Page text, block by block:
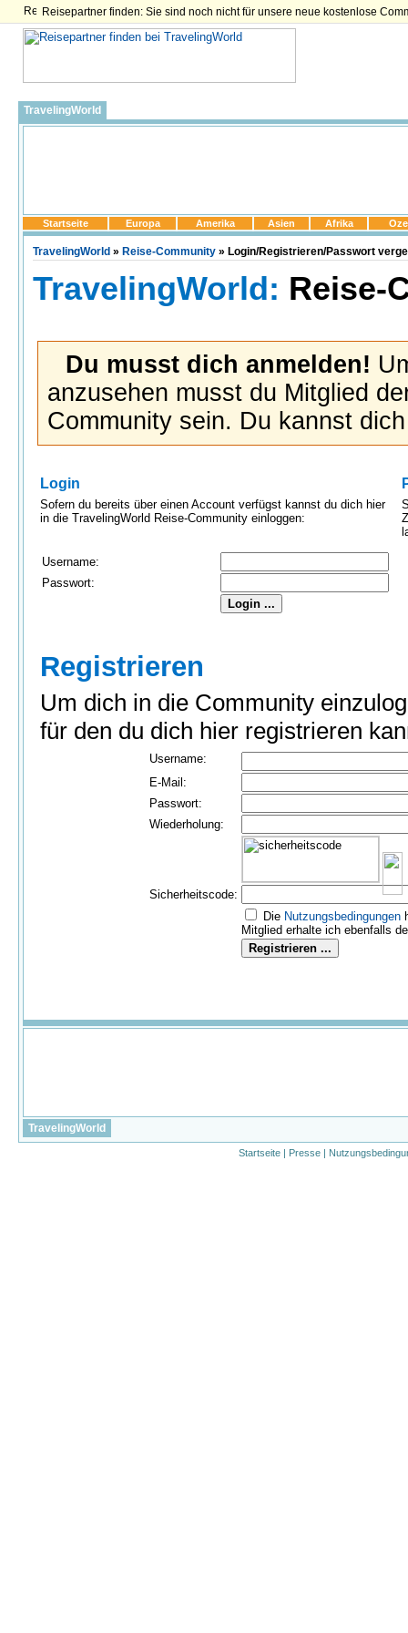
Reisepartner finden: Sie sind noch nicht für unsere neue kostenlose
TravelingWorld
Startseite Europa Amerika Asien Afrika
TravelingWorld » Reise-Community » Login/Registrieren/Passwort
TravelingWorld: Reise-
Du musst dich anmelden!
anzusehen musst du Mitglied
Community sein. Du kannst
Login
Sofern du bereits über einen Account verfügst kannst du dich hier
in die TravelingWorld Reise-Community einloggen:
Username:
Passwort:
Registrieren
Um dich in die Community
für den du dich hier registrieren
Username:
E-Mail:
Passwort:
Wiederholung:
Sicherheitscode:
Die Nutzungs­bedingungen
Mitglied erhalte ich ebenfalls
TravelingWorld
Startseite | Presse |